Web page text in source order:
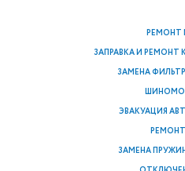
РЕМОНТ
ЗАПРАВКА И
ЗАМЕНА
ЭВАКУАЦИЯ
РЕМОНТ
ЗАМЕНА